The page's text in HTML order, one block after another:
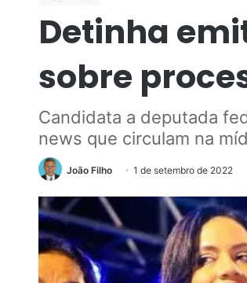
Detinha
sobre
Candidata a deputada
news que circulam na
João Filho 1 de setembro de 2022